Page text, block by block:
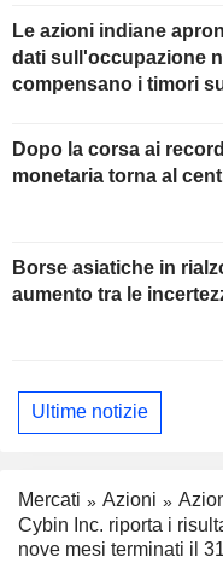
Le azioni indiane
dati sull'occupazione
compensano i timori
Dopo la corsa ai
monetaria torna al
Borse asiatiche in
aumento tra le
Ultime notizie
Mercati Azioni
Cybin Inc. riporta i
nove mesi terminati il